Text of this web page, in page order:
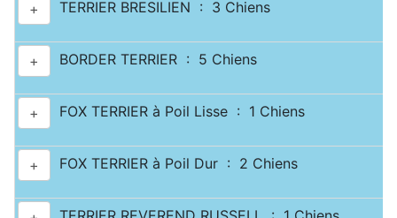
+ TERRIER BRESILIEN : 3 Chiens
+ BORDER TERRIER : 5 Chiens
+ FOX TERRIER à Poil Lisse : 1 Chiens
+ FOX TERRIER à Poil Dur : 2 Chiens